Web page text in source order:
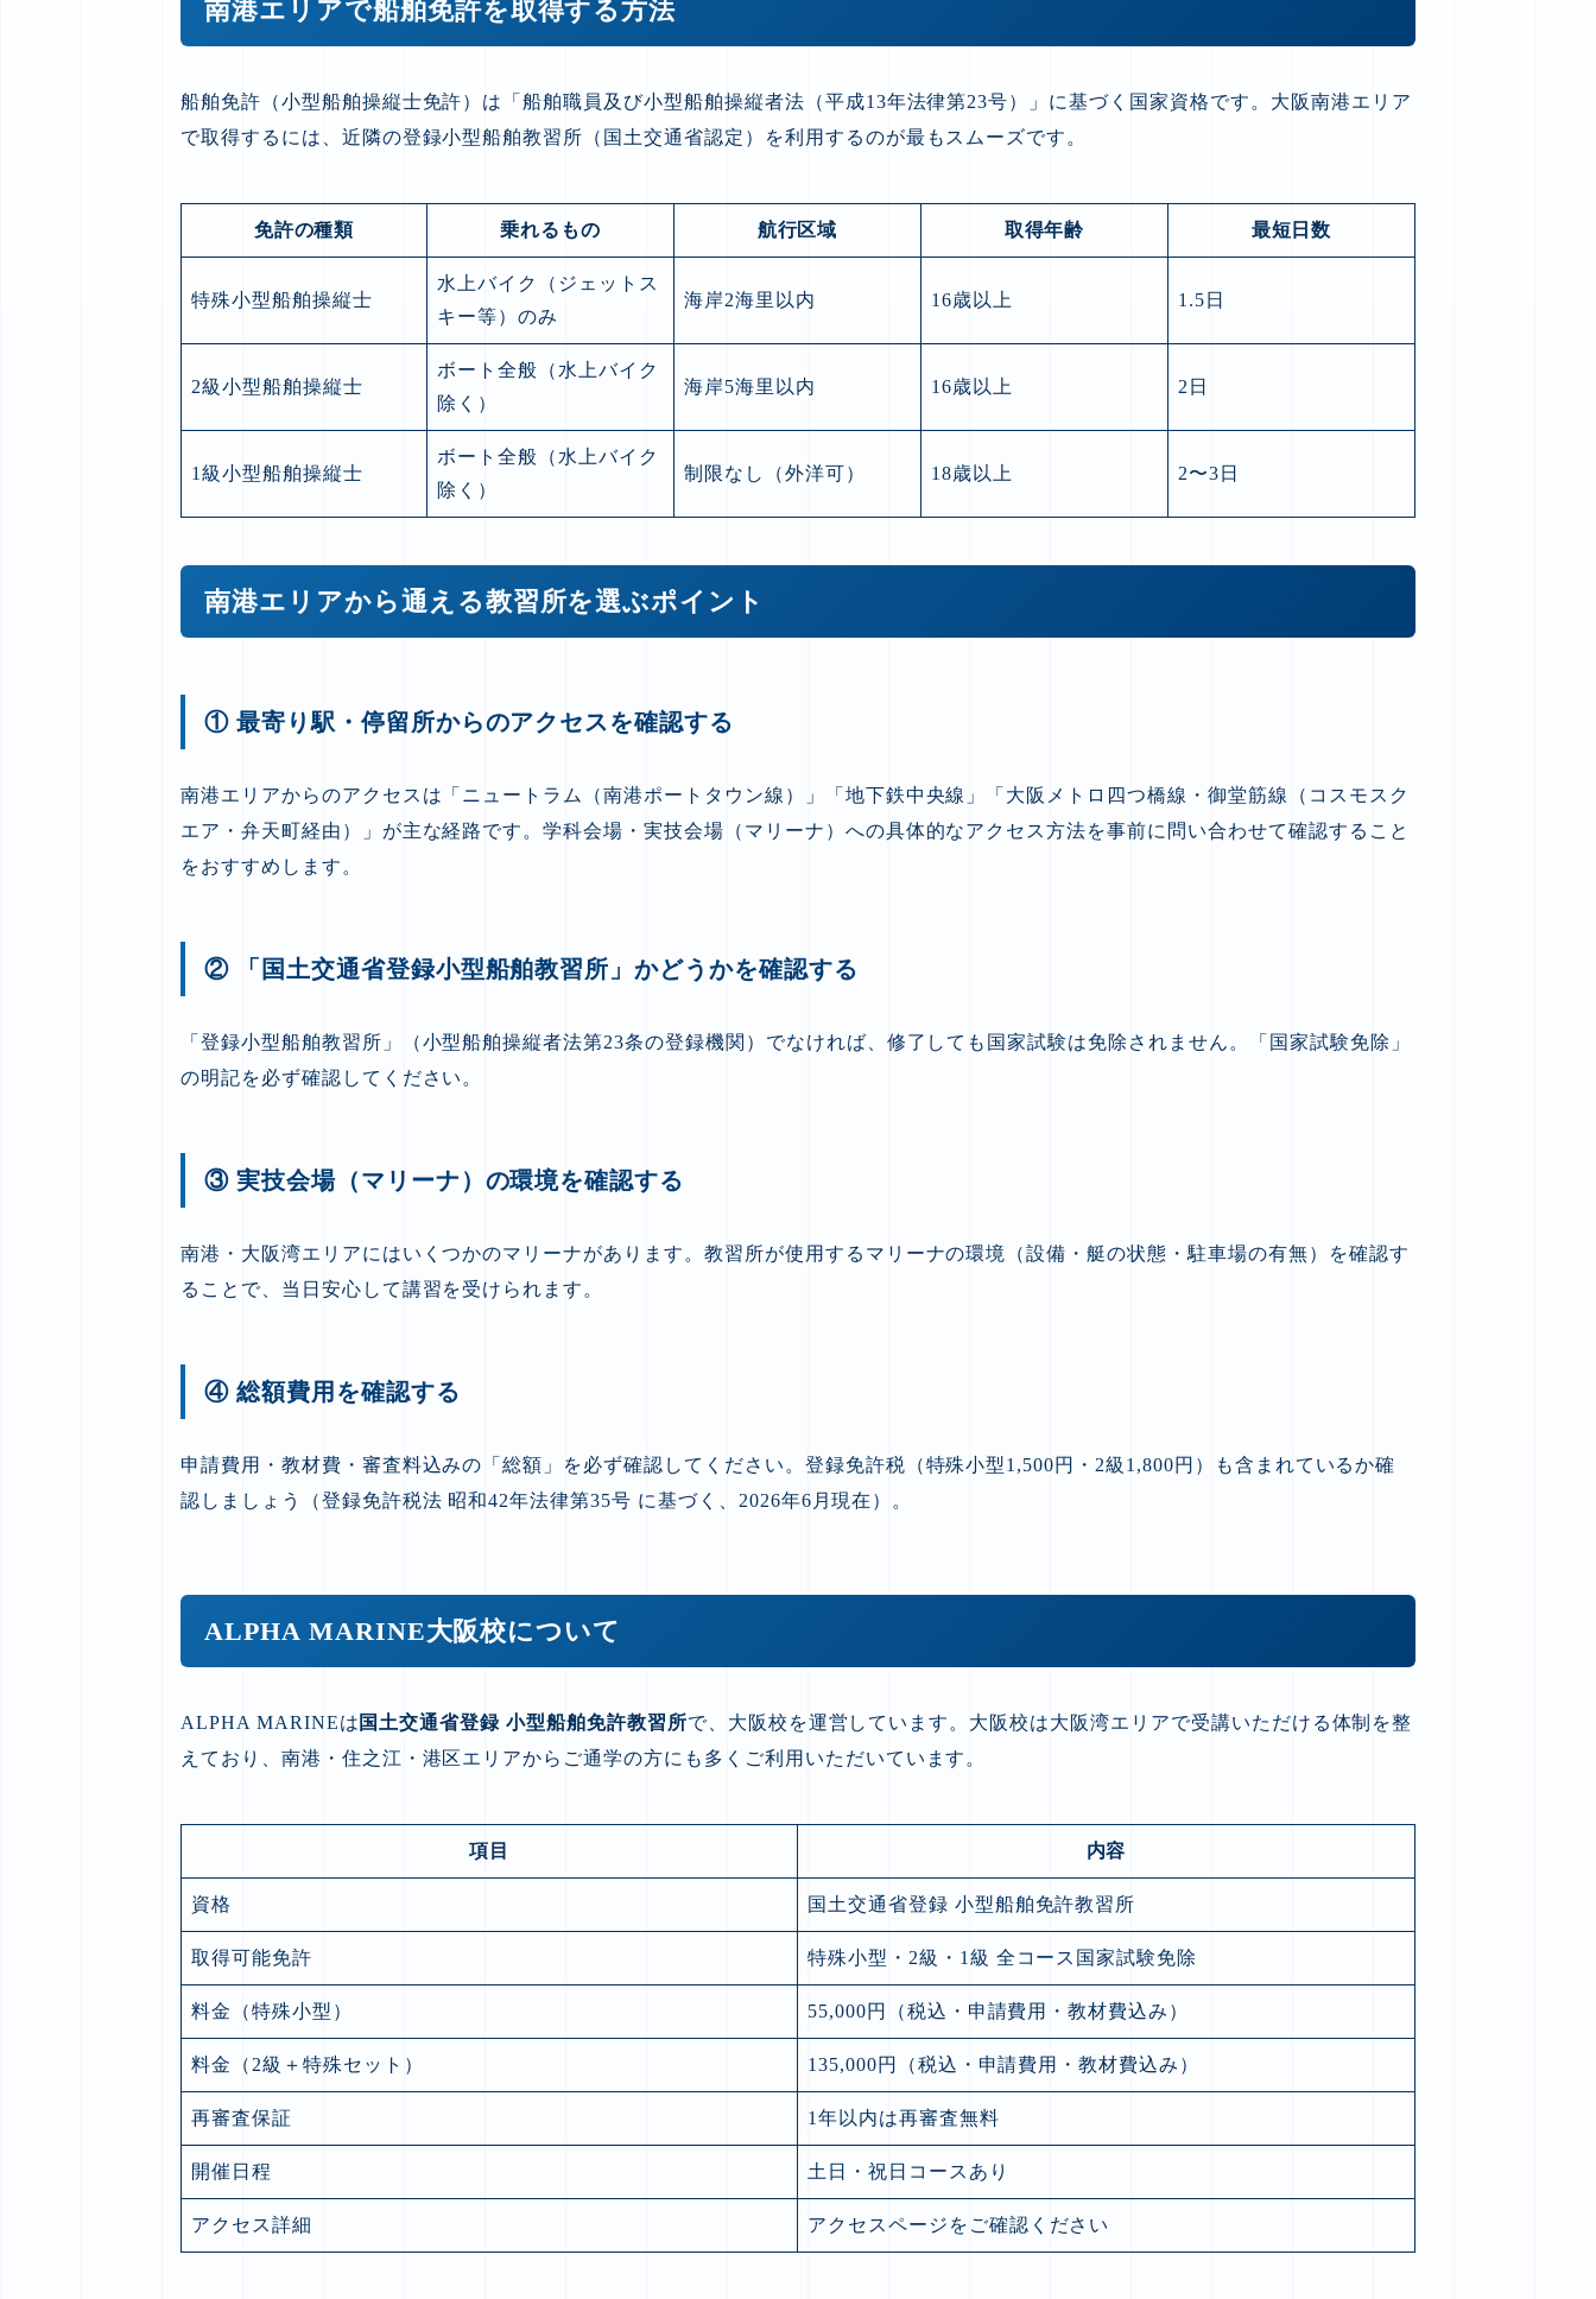
南港エリアで船舶免許を取得する方法
船舶免許（小型船舶操縦士免許）は「船舶職員及び小型船舶操縦者法（平成13年法律第23号）」に基づく国家資格です。大阪南港エリア
で取得するには、近隣の登録小型船舶教習所（国土交通省認定）を利用するのが最もスムーズです。
免許の種類 乗れるもの 航行区域 取得年齢 最短日数
特殊小型船舶操縦士
水上バイク（ジェットス
キー等）のみ
海岸2海里以内 16歳以上 1.5日
2級小型船舶操縦士
ボート全般（水上バイク
除く）
海岸5海里以内 16歳以上 2日
1級小型船舶操縦士
ボート全般（水上バイク
除く）
制限なし（外洋可） 18歳以上 2〜3日
南港エリアから通える教習所を選ぶポイント
① 最寄り駅・停留所からのアクセスを確認する
南港エリアからのアクセスは「ニュートラム（南港ポートタウン線）」「地下鉄中央線」「大阪メトロ四つ橋線・御堂筋線（コスモスク
エア・弁天町経由）」が主な経路です。学科会場・実技会場（マリーナ）への具体的なアクセス方法を事前に問い合わせて確認すること
をおすすめします。
② 「国土交通省登録小型船舶教習所」かどうかを確認する
「登録小型船舶教習所」（小型船舶操縦者法第23条の登録機関）でなければ、修了しても国家試験は免除されません。「国家試験免除」
の明記を必ず確認してください。
③ 実技会場（マリーナ）の環境を確認する
南港・大阪湾エリアにはいくつかのマリーナがあります。教習所が使用するマリーナの環境（設備・艇の状態・駐車場の有無）を確認す
ることで、当日安心して講習を受けられます。
④ 総額費用を確認する
申請費用・教材費・審査料込みの「総額」を必ず確認してください。登録免許税（特殊小型1,500円・2級1,800円）も含まれているか確
認しましょう（登録免許税法 昭和42年法律第35号 に基づく、2026年6月現在）。
ALPHA MARINE大阪校について
ALPHA MARINEは 国土交通省登録 小型船舶免許教習所で、大阪校を運営しています。大阪校は大阪湾エリアで受講いただける体制を整
えており、南港・住之江・港区エリアからご通学の方にも多くご利用いただいています。
項目 内容
資格 国土交通省登録 小型船舶免許教習所
取得可能免許 特殊小型・2級・1級 全コース国家試験免除
料金（特殊小型） 55,000円（税込・申請費用・教材費込み）
料金（2級＋特殊セット） 135,000円（税込・申請費用・教材費込み）
再審査保証 1年以内は再審査無料
開催日程 土日・祝日コースあり
アクセス詳細 アクセスページをご確認ください